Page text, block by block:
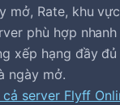
mở, Rate, khu
phù hợp nhanh
xếp hạng đầy
ngày mở.
server Flyff